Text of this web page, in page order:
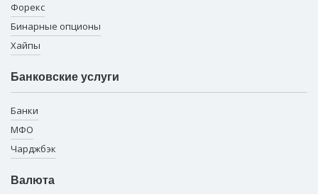
Форекс
Бинарные опционы
Хайпы
Банковские услуги
Банки
МФО
Чарджбэк
Валюта